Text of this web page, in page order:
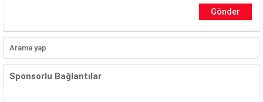
Sponsorlu Bağlantılar